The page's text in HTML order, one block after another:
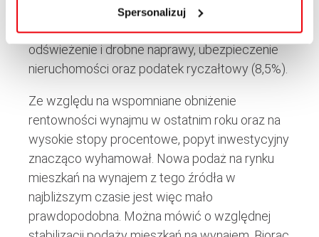
Spersonalizuj
taksa notarialna i wypisy, odświeżenie po
zakupie, meble, cykliczne nakłady na
odświeżenie i drobne naprawy, ubezpieczenie
nieruchomości oraz podatek ryczałtowy (8,5%).
Ze względu na wspomniane obniżenie
rentowności wynajmu w ostatnim roku oraz na
wysokie stopy procentowe, popyt inwestycyjny
znacząco wyhamował. Nowa podaż na rynku
mieszkań na wynajem z tego źródła w
najbliższym czasie jest więc mało
prawdopodobna. Można mówić o względnej